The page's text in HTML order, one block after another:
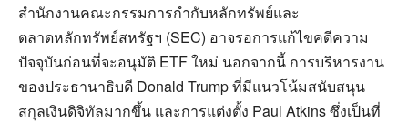
สำนักงานคณะกรรมการกำกับหลักทรัพย์และ
ตลาดหลักทรัพย์สหรัฐฯ (SEC) อาจรอการแก้ไขคดีความ
ปัจจุบันก่อนที่จะอนุมัติ ETF ใหม่ นอกจากนี้ การบริหารงาน
ของประธานาธิบดี Donald Trump ที่มีแนวโน้มสนับสนุน
สกุลเงินดิจิทัลมากขึ้น และการแต่งตั้ง Paul Atkins ซึ่งเป็นที่